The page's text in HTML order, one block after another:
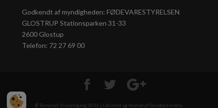
Godkendt af myndigheden: FØDEVARESTYRELSEN
GLOSTRUP Stationsparken 31-33
2600 Glostup
Telefon: 72 27 69 00
© Terrariet Vissenbjerg 2016 | Udviklet og hosted af Standoutmedia